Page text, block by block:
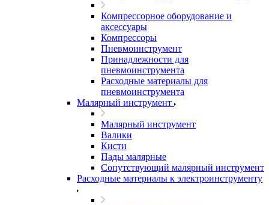
Компрессорное оборудование и
аксессуары
Компрессоры
Пневмоинструмент
Принадлежности для
пневмоинструмента
Расходные материалы для
пневмоинструмента
Малярный инструмент
Малярный инструмент
Валики
Кисти
Пады малярные
Сопутствующий малярный инструмент
Расходные материалы к электроинструменту